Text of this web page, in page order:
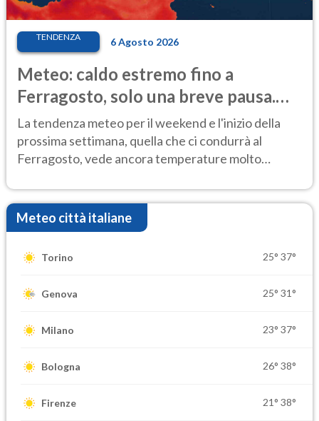
TENDENZA 6 Agosto 2026
Meteo: caldo estremo fino a
Ferragosto, solo una breve pausa.
Ecco dove
La tendenza meteo per il weekend e l'inizio della
prossima settimana, quella che ci condurrà al
Ferragosto, vede ancora temperature molto
Meteo città italiane
Torino 25° 37°
Genova 25° 31°
Milano 23° 37°
Bologna 26° 38°
Firenze 21° 38°